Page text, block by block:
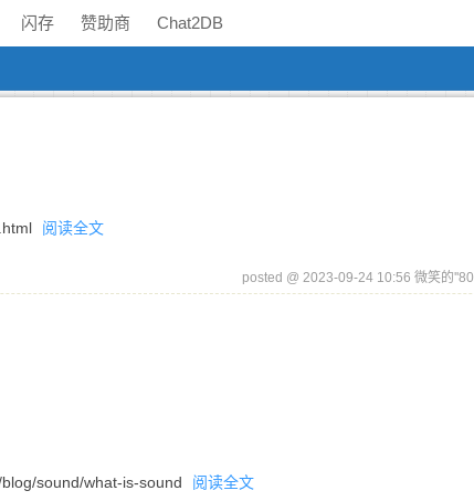
闪存 赞助商 Chat2DB
阅读全文
posted @ 2023-09-24 10:56 微笑的''80
sound/what-is-sound 阅读全文